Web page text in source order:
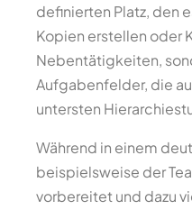
definierten Platz, den
Kopien erstellen oder
Nebentätigkeiten,
Aufgabenfelder, die
untersten
Während in einem
beispielsweise der
vorbereitet und dazu